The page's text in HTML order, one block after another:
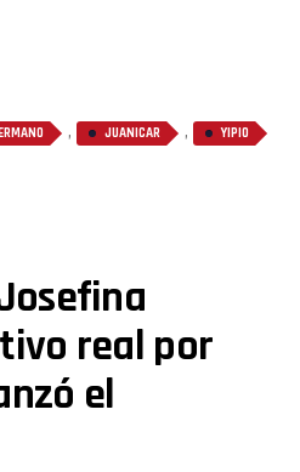
, JUANICAR , YIPIO
real por
el